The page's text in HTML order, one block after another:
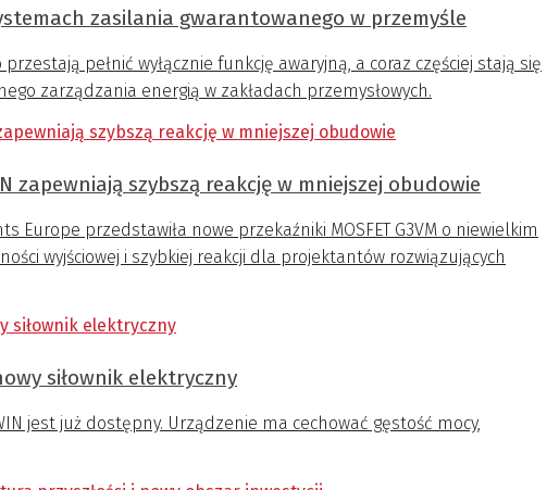
zasilania gwarantowanego w przemyśle
pełnić wyłącznie funkcję awaryjną, a coraz częściej stają się
zarządzania energią w zakładach przemysłowych.
zapewniają szybszą reakcję w mniejszej obudowie
Europe przedstawiła nowe przekaźniki MOSFET G3VM o niewielkim
wyjściowej i szybkiej reakcji dla projektantów rozwiązujących
siłownik elektryczny
jest już dostępny. Urządzenie ma cechować gęstość mocy,